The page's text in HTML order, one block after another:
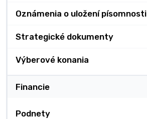
Oznámenia o uložení písomnosti
Strategické dokumenty
Výberové konania
Financie
Podnety